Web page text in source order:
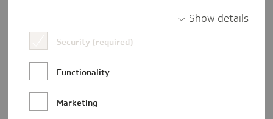
Show details
Security (required)
Functionality
Marketing